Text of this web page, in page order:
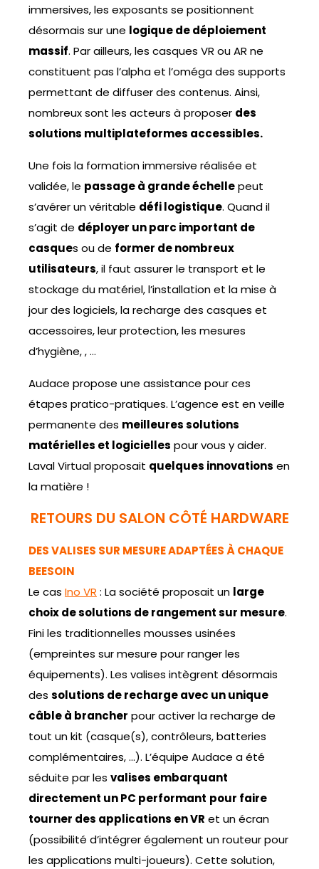
immersives, les exposants se positionnent
désormais sur une logique de déploiement
massif. Par ailleurs, les casques VR ou AR ne
constituent pas l’alpha et l’oméga des supports
permettant de diffuser des contenus. Ainsi,
nombreux sont les acteurs à proposer des
solutions multiplateformes accessibles.
Une fois la formation immersive réalisée et
validée, le passage à grande échellepeut
s’avérer un véritable défi logistique. Quand il
s’agit de déployer un parc important de
casques ou de former de nombreux
utilisateurs, il faut assurer le transport et le
stockage du matériel, l’installation et la mise à
jour des logiciels, la recharge des casques et
accessoires, leur protection, les mesures
d’hygiène, , …
Audace propose une assistance pour ces
étapes pratico-pratiques. L’agence est en veille
permanente des meilleures solutions
matérielles et logicielles pour vous y aider.
Laval Virtual proposait quelques innovations en
la matière !
RETOURS DU SALON CÔTÉ HARDWARE
DES VALISES SUR MESURE ADAPTÉES À CHAQUE
BEESOIN
Le cas Ino VR : La société proposait un large
choix de solutions de rangement sur mesure.
Fini les traditionnelles mousses usinées
(empreintes sur mesure pour ranger les
équipements). Les valises intègrent désormais
des solutions de recharge avec un unique
câble à brancher pour activer la recharge de
tout un kit (casque(s), contrôleurs, batteries
complémentaires, …). L’équipe Audace a été
séduite par les valises embarquant
directement un PC performant pour faire
tourner des applications en VR et un écran
(possibilité d’intégrer également un routeur pour
les applications multi-joueurs). Cette solution,